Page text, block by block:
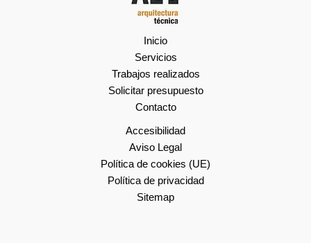
Inicio
Servicios
Trabajos realizados
Solicitar presupuesto
Contacto
Accesibilidad
Aviso Legal
Política de cookies (UE)
Política de privacidad
Sitemap